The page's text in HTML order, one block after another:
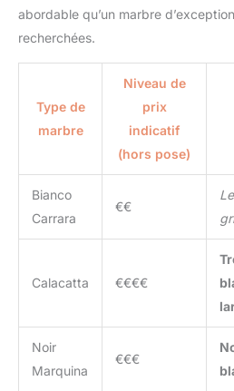
abordable qu’un marbre
recherchées.
Type de
marbre
Niveau de
prix
indicatif
(hors pose)
Bianco
Carrara
€€
Calacatta €€€€
Noir
Marquina
€€€